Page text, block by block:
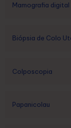
Mamografia digital
Biópsia de Colo
Colposcopia
Papanicolau